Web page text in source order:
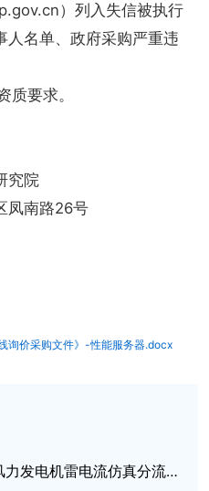
）列入失信被执行
人名单、政府采购严重违
质要求。
究院
凤南路26号
询价采购文件》-性能服务器.docx
浙江大学温州研究院关于风力发电机雷电流仿真分流测试采购结果的公告